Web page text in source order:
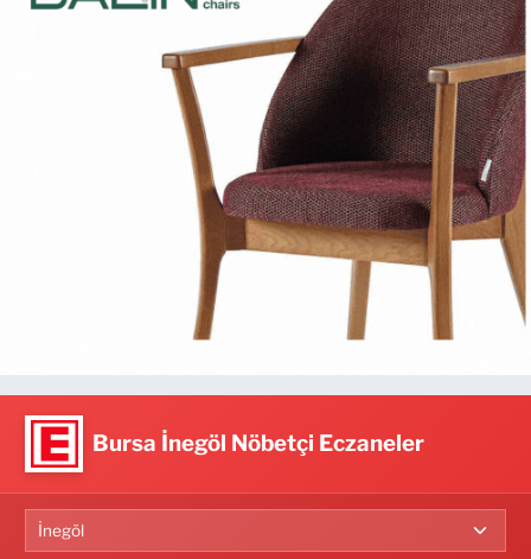
Bursa İnegöl Nöbetçi Eczaneler